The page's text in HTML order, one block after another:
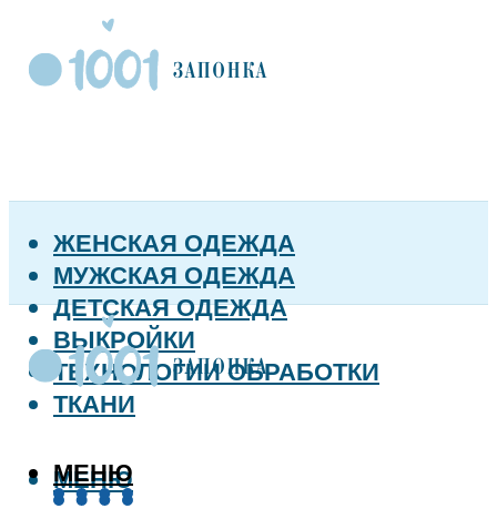
ЖЕНСКАЯ ОДЕЖДА
МУЖСКАЯ ОДЕЖДА
ДЕТСКАЯ ОДЕЖДА
ВЫКРОЙКИ
ТЕХНОЛОГИИ ОБРАБОТКИ
ТКАНИ
МЕНЮ
МЕНЮ